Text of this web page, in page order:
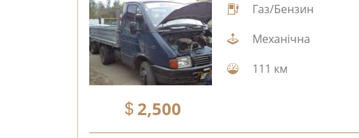
2,500
Газ/Бензин
Механічна
111 км